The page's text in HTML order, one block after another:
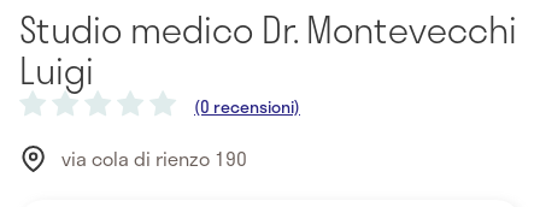
Studio medico Dr. Montevecchi
Luigi
(0 recensioni)
via cola di rienzo 190